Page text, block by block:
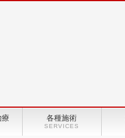
各種施術
SERVICES